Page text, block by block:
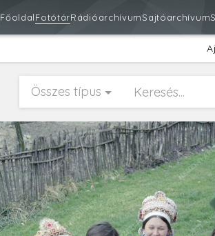
FőoldalFotótárRádióarchívumSajtóarchívum
Összes típus